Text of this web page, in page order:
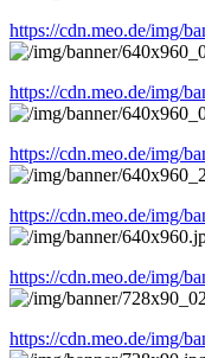
https://cdn.meo.de/img/
https://cdn.meo.de/img/
https://cdn.meo.de/img/
https://cdn.meo.de/img/
https://cdn.meo.de/img/
https://cdn.meo.de/img/